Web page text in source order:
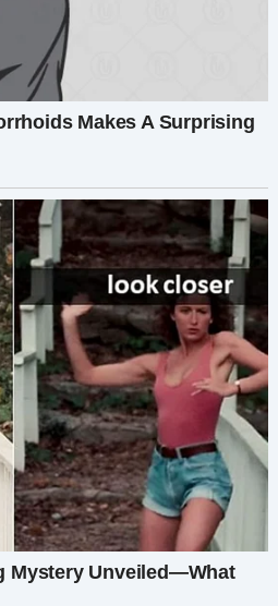
женщина.
её за руку. Елена,
отступила назад,
своё платье. Цифры на
кто-то.
неподвижным,
и устройством, его
и ровным.
открыв бледное,
лицо, обрамлённое
глаза были обведены
и горя.
— сказала она
«Пять лет… я носила